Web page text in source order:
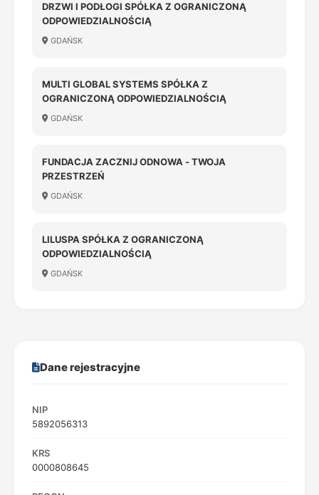
DRZWI I PODŁOGI SPÓŁKA Z OGRANICZONĄ
ODPOWIEDZIALNOŚCIĄ
GDAŃSK
MULTI GLOBAL SYSTEMS SPÓŁKA Z
OGRANICZONĄ ODPOWIEDZIALNOŚCIĄ
GDAŃSK
FUNDACJA ZACZNIJ ODNOWA - TWOJA
PRZESTRZEŃ
GDAŃSK
LILUSPA SPÓŁKA Z OGRANICZONĄ
ODPOWIEDZIALNOŚCIĄ
GDAŃSK
Dane rejestracyjne
NIP
5892056313
KRS
0000808645